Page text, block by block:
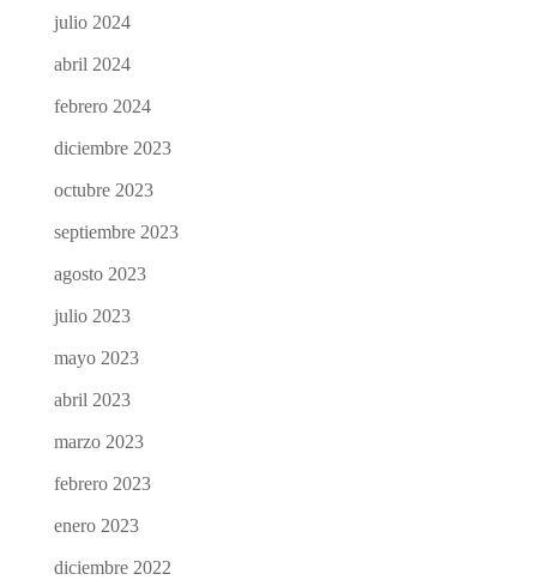
julio 2024
abril 2024
febrero 2024
diciembre 2023
octubre 2023
septiembre 2023
agosto 2023
julio 2023
mayo 2023
abril 2023
marzo 2023
febrero 2023
enero 2023
diciembre 2022